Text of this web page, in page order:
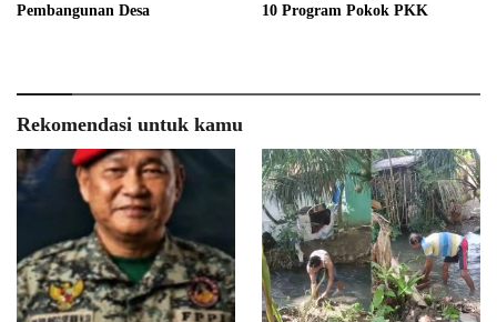
Pembangunan Desa
10 Program Pokok PKK
Rekomendasi untuk kamu